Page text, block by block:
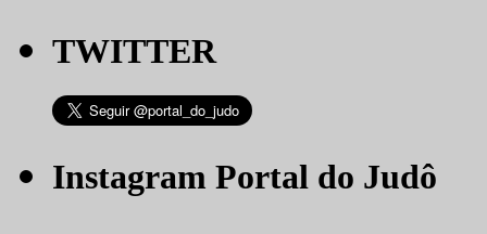
TWITTER
Instagram Portal do Judô